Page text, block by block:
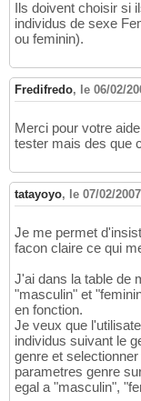
Ils doivent choisir si
individus de sexe
ou feminin).
Fredifredo, le 06/02/
Merci pour votre
tester mais des que
tatayoyo, le 07/02/
Je me permet
facon claire ce qui
J'ai dans la table de
"masculin" et
en fonction.
Je veux que
individus suivant le
genre et
parametres genre
egal a "masculin",